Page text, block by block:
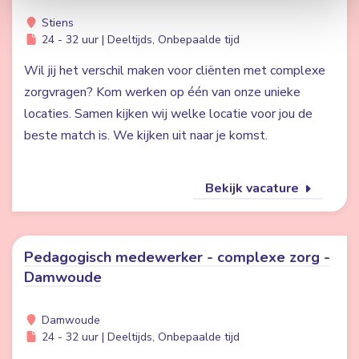
Stiens
24 - 32 uur | Deeltijds, Onbepaalde tijd
Wil jij het verschil maken voor cliënten met complexe
zorgvragen? Kom werken op één van onze unieke
locaties. Samen kijken wij welke locatie voor jou de
beste match is. We kijken uit naar je komst.
Bekijk vacature
Pedagogisch medewerker - complexe zorg -
Damwoude
Damwoude
24 - 32 uur | Deeltijds, Onbepaalde tijd